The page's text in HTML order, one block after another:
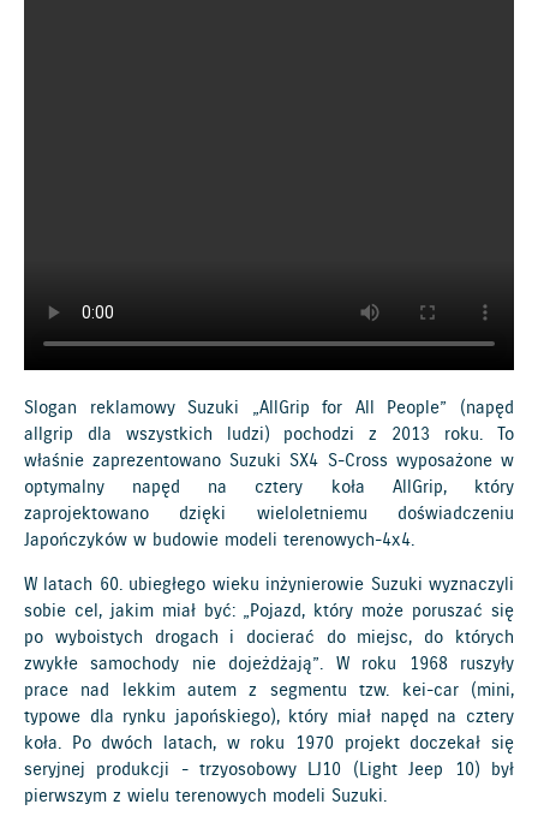
Slogan reklamowy Suzuki „AllGrip for All People” (napęd
allgrip dla wszystkich ludzi) pochodzi z 2013 roku. To
właśnie zaprezentowano Suzuki SX4 S-Cross wyposażone w
optymalny napęd na cztery koła AllGrip, który
zaprojektowano dzięki wieloletniemu doświadczeniu
Japończyków w budowie modeli terenowych-4x4.
W latach 60. ubiegłego wieku inżynierowie Suzuki wyznaczyli
sobie cel, jakim miał być: „Pojazd, który może poruszać się
po wyboistych drogach i docierać do miejsc, do których
zwykłe samochody nie dojeżdżają”. W roku 1968 ruszyły
prace nad lekkim autem z segmentu tzw. kei-car (mini,
typowe dla rynku japońskiego), który miał napęd na cztery
koła. Po dwóch latach, w roku 1970 projekt doczekał się
seryjnej produkcji - trzyosobowy LJ10 (Light Jeep 10) był
pierwszym z wielu terenowych modeli Suzuki.